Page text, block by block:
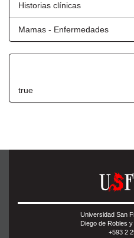
Historias clínicas
Mamas - Enfermedades
true
Universidad San
Diego de Robles
+593 2